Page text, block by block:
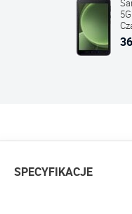
SPECYFIKACJE